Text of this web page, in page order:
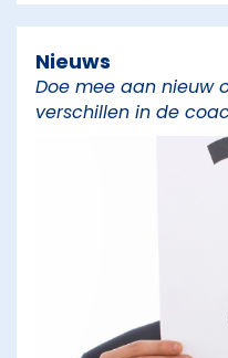
Nieuws
Doe mee aan nieuw
verschillen in de